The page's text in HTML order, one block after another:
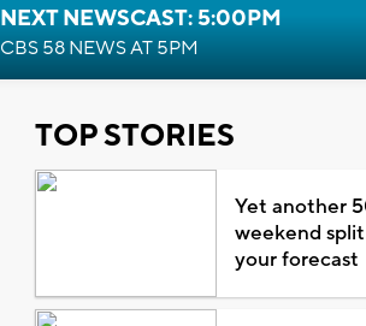
NEXT NEWSCAST: 5:00PM
CBS 58 NEWS AT 5PM
TOP STORIES
Yet another
weekend
your forecast